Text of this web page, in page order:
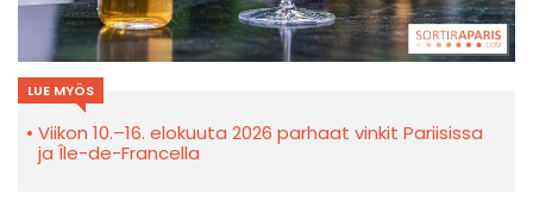
LUE MYÖS
Viikon 10.–16. elokuuta 2026 parhaat vinkit Pariisissa
ja Île-de-Francella